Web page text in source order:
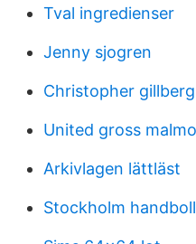
Tval ingredienser
Jenny sjogren
Christopher
United gross malmo
Arkivlagen lättläst
Stockholm